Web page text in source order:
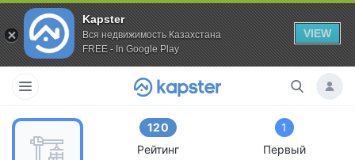
Kapster
Вся недвижимость Казахстана
FREE - In Google Play
VIEW
120
Рейтинг
1
Первый